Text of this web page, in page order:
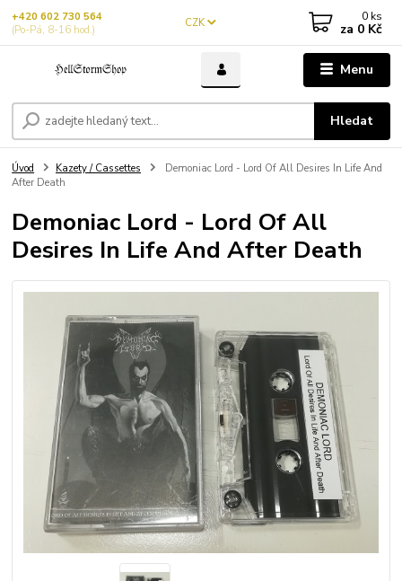
Menu
CZK
Hledat
+420 602 730 564
(Po-Pá, 8-16 hod.)
0 ks
za 0 Kč
Úvod Kazety / Cassettes
Demoniac Lord - Lord Of All Desires In Life And
After Death
Demoniac Lord - Lord Of All
Desires In Life And After Death